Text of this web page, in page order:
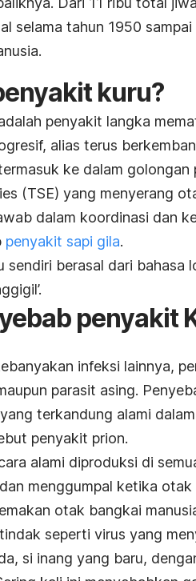
selama tahun 1950
kuru?
penyakit langka
alias terus
ke dalam golongan
(TSE) yang menyerang
dalam koordinasi dan
penyakit sapi gila.
sendiri berasal dari
penyakit
infeksi lainnya,
parasit asing.
terkandung alami
penyakit prion.
alami diproduksi di
menggumpal ketika
otak bangkai
seperti virus yang
si inang yang baru,